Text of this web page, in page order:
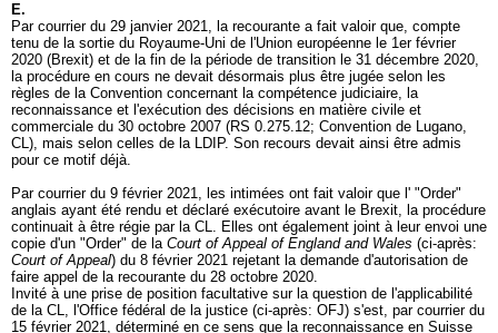
E.
Par courrier du 29 janvier 2021, la recourante a fait valoir que, compte
tenu de la sortie du Royaume-Uni de l'Union européenne le 1er février
2020 (Brexit) et de la fin de la période de transition le 31 décembre 2020,
la procédure en cours ne devait désormais plus être jugée selon les
règles de la Convention concernant la compétence judiciaire, la
reconnaissance et l'exécution des décisions en matière civile et
commerciale du 30 octobre 2007 (RS 0.275.12; Convention de Lugano,
CL), mais selon celles de la LDIP. Son recours devait ainsi être admis
pour ce motif déjà.
Par courrier du 9 février 2021, les intimées ont fait valoir que l' "Order"
anglais ayant été rendu et déclaré exécutoire avant le Brexit, la procédure
continuait à être régie par la CL. Elles ont également joint à leur envoi une
copie d'un "Order" de la Court of Appeal of England and Wales (ci-après:
Court of Appeal) du 8 février 2021 rejetant la demande d'autorisation de
faire appel de la recourante du 28 octobre 2020.
Invité à une prise de position facultative sur la question de l'applicabilité
de la CL, l'Office fédéral de la justice (ci-après: OFJ) s'est, par courrier du
15 février 2021, déterminé en ce sens que la reconnaissance en Suisse